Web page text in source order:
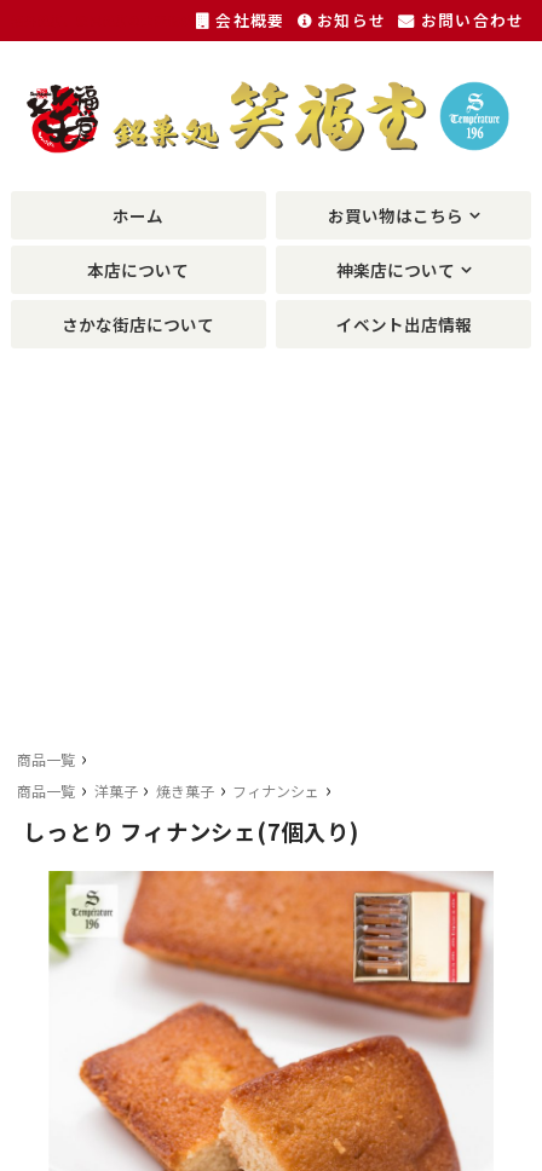
福井銘菓、敦賀銘菓の土産物が種類豊富に。
会社概要 お知らせ お問い合わせ
ホーム お買い物はこちら
本店について 神楽店について
さかな街店について イベント出店情報
商品一覧 ›
商品一覧 › 洋菓子› 焼き菓子 › フィナンシェ ›
しっとり フィナンシェ(7個入り)